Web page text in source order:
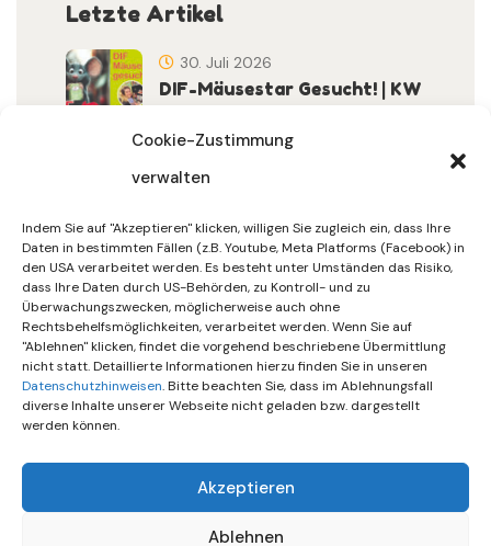
Cookie-Zustimmung
verwalten
Indem Sie auf "Akzeptieren" klicken, willigen Sie zugleich ein, dass Ihre
Daten in bestimmten Fällen (z.B. Youtube, Meta Platforms (Facebook) in
den USA verarbeitet werden. Es besteht unter Umständen das Risiko,
dass Ihre Daten durch US-Behörden, zu Kontroll- und zu
Überwachungszwecken, möglicherweise auch ohne
Rechtsbehelfsmöglichkeiten, verarbeitet werden. Wenn Sie auf
"Ablehnen" klicken, findet die vorgehend beschriebene Übermittlung
nicht statt. Detaillierte Informationen hierzu finden Sie in unseren
Datenschutzhinweisen. Bitte beachten Sie, dass im Ablehnungsfall
diverse Inhalte unserer Webseite nicht geladen bzw. dargestellt
werden können.
Akzeptieren
Ablehnen
Letzte Artikel
DIF-Mäusestar Gesucht! | KW
30. Juli 2026
Sommerferien | KW 31/…
30. Juli 2026
Gemeinsames Friedensgebet
Setzt Zeichen …
15. Juli 2026